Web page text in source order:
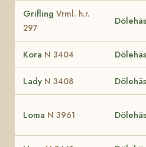
Grifling Vrml. h.r.
297
Kora N 3404
Lady N 3408
Loma N 3961